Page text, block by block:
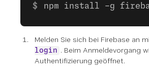
npm install -g
Melden Sie sich bei Firebase an
login . Beim Anmeldevorgang
Authentifizierung geöffnet.